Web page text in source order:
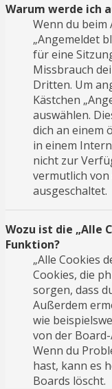
Warum werde ich
Wenn du beim
„Angemeldet
für eine
Missbrauch
Dritten. Um
Kästchen
auswählen.
dich an einem
in einem
nicht zur
vermutlich
ausgeschaltet.
Wozu ist die „Alle
Funktion?
„Alle Cookies
Cookies, die
sorgen, dass
Außerdem
wie
von der
Wenn du
hast, kann es
Boards löscht.